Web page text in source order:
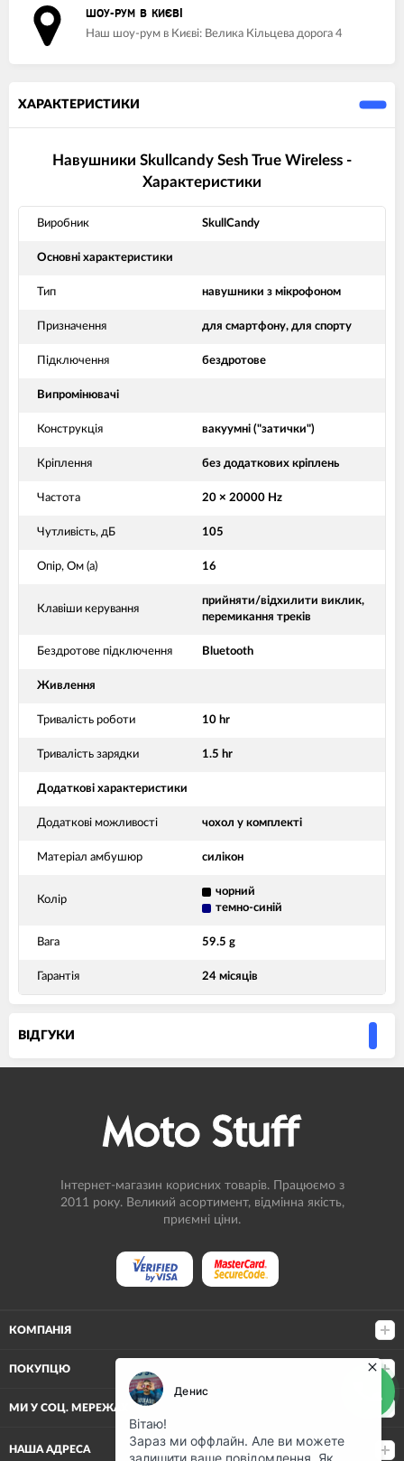
ШОУ-РУМ В КИЄВІ
Наш шоу-рум в Києві: Велика Кільцева дорога 4
ХАРАКТЕРИСТИКИ
Навушники Skullcandy Sesh True Wireless -
Характеристики
Виробник SkullCandy
Основні характеристики
Тип навушники з мікрофоном
Призначення для смартфону, для спорту
Підключення бездротове
Випромінювачі
Конструкція вакуумні ("затички")
Кріплення без додаткових кріплень
Частота 20 × 20000 Hz
Чутливість, дБ 105
Опір, Ом (а) 16
Клавіши керування
прийняти/відхилити виклик,
перемикання треків
Бездротове підключення Bluetooth
Живлення
Тривалість роботи 10 hr
Тривалість зарядки 1.5 hr
Додаткові характеристики
Додаткові можливості чохол у комплекті
Матеріал амбушюр силікон
Колір
чорний
темно-синій
Вага 59.5 g
Гарантія 24 місяців
ВIДГУКИ
Інтернет-магазин корисних товарів. Працюємо з
2011 року. Великий асортимент, відмінна якість,
приємні ціни.
КОМПАНІЯ
ПОКУПЦЮ
МИ У СОЦ. МЕРЕЖАХ
НАША АДРЕСА